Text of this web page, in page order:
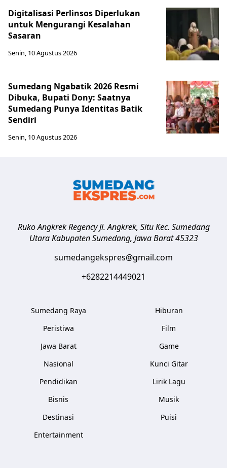
Digitalisasi Perlinsos Diperlukan
untuk Mengurangi Kesalahan
Sasaran
Senin, 10 Agustus 2026
Sumedang Ngabatik 2026 Resmi
Dibuka, Bupati Dony: Saatnya
Sumedang Punya Identitas Batik
Sendiri
Senin, 10 Agustus 2026
Ruko Angkrek Regency Jl. Angkrek, Situ Kec. Sumedang
Utara Kabupaten Sumedang, Jawa Barat 45323
sumedangekspres@gmail.com
+6282214449021
Sumedang Raya
Peristiwa
Jawa Barat
Nasional
Pendidikan
Bisnis
Destinasi
Entertainment
Hiburan
Film
Game
Kunci Gitar
Lirik Lagu
Musik
Puisi